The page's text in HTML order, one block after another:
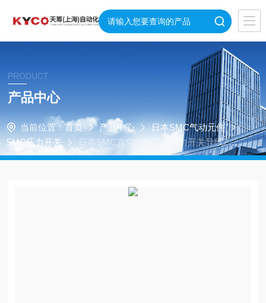
PRODUCT
产品中心
当前位置： 首页 产品中心
日本SMC气动元件
SMC压力开关
日本SMC真空用数字式压力开关导线ZS-3
8-3L